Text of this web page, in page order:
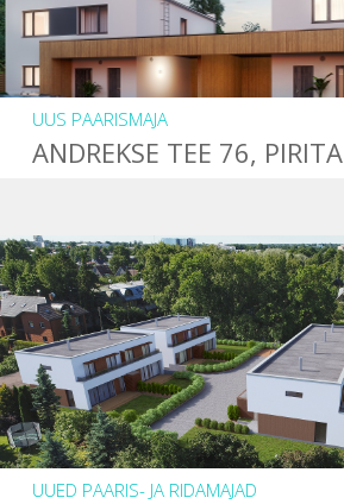
UUS PAARISMAJA
ANDREKSE TEE 76, PIRITA
UUED PAARIS- JA RIDAMAJAD